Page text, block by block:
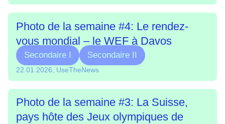
Photo de la semaine #4: Le rendez-
vous mondial – le WEF à Davos
Secondaire I Secondaire II
22.01.2026, UseTheNews
Photo de la semaine #3: La Suisse,
pays hôte des Jeux olympiques de